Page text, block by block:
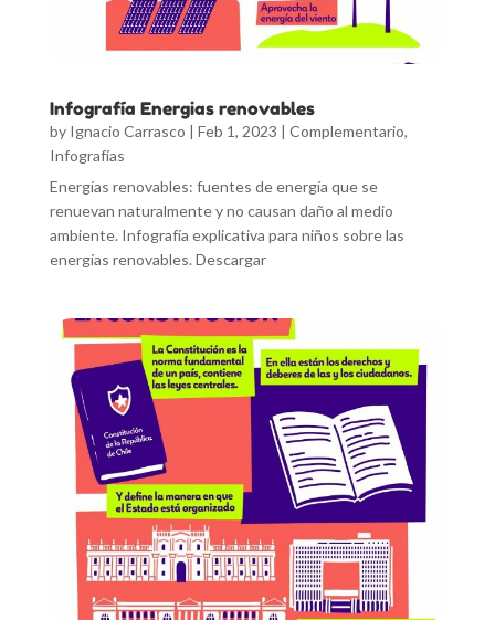
Infografía Energias renovables
by Ignacio Carrasco | Feb 1, 2023 | Complementario,
Infografías
Energías renovables: fuentes de energía que se
renuevan naturalmente y no causan daño al medio
ambiente. Infografía explicativa para niños sobre las
energías renovables. Descargar